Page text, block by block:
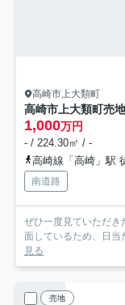
高崎市上大類町
高崎市上大類町売地
1,000万円
- / 224.30㎡ / -
高崎線「高崎」駅
南道路
ぜひ一度見ていただき
面しているため、日当
見る
売地